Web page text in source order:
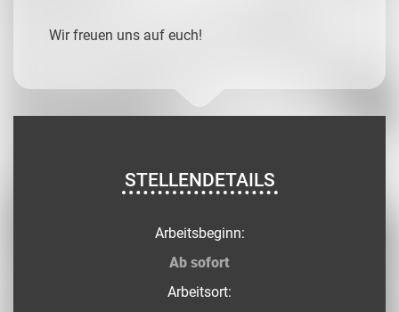
Wir freuen uns auf euch!
STELLENDETAILS
Arbeitsbeginn:
Ab sofort
Arbeitsort: